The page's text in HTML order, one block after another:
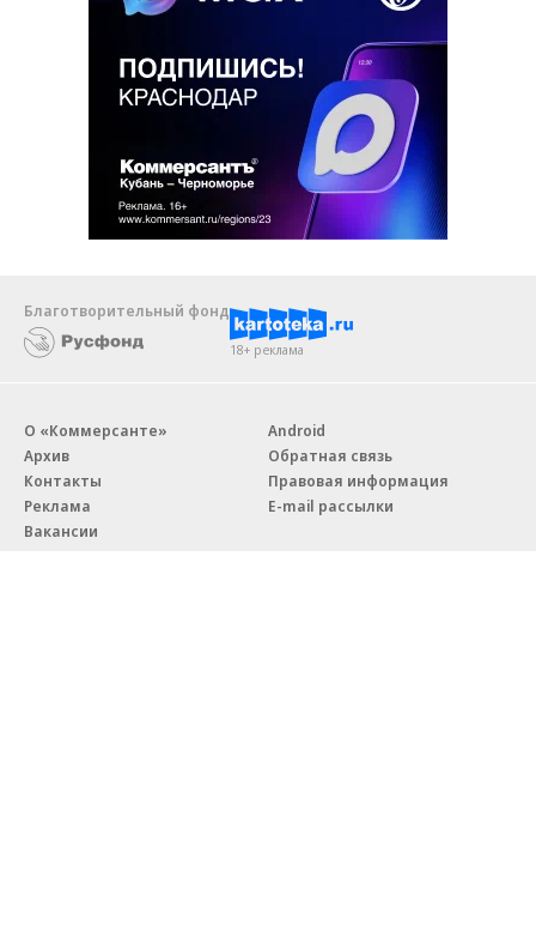
Благотворительный фонд
18+ реклама
О «Коммерсанте»
Архив
Контакты
Реклама
Вакансии
Android
Обратная связь
Правовая информация
E-mail рассылки